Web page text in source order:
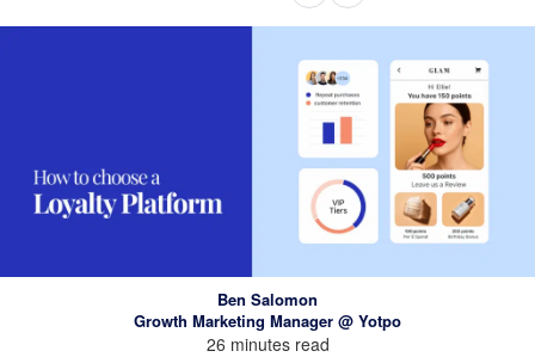
Ben Salomon
Growth Marketing Manager @ Yotpo
26 minutes read